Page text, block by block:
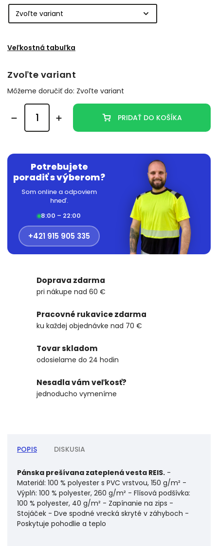
Veľkostná tabuľka
Zvoľte variant
Môžeme doručiť do: Zvoľte variant
PRIDAŤ DO KOŠÍKA
Potrebujete
poradiť s výberom?
Som online a odpoviem
hneď.
8:00 – 22:00
+421 915 905 335
Doprava zdarma
pri nákupe nad 60 €
Pracovné rukavice zdarma
ku každej objednávke nad 70 €
Tovar skladom
odosielame do 24 hodin
Nesadla vám veľkosť?
jednoducho vymeníme
POPIS DISKUSIA
Pánska prešívana zateplená vesta REIS. -
Materiál: 100 % polyester s PVC vrstvou, 150 g/m² -
Výplň: 100 % polyester, 260 g/m² - Flísová podšívka:
100 % polyester, 40 g/m² - Zapínanie na zips -
Stojáček - Dve spodné vrecká skryté v záhyboch -
Poskytuje pohodlie a teplo